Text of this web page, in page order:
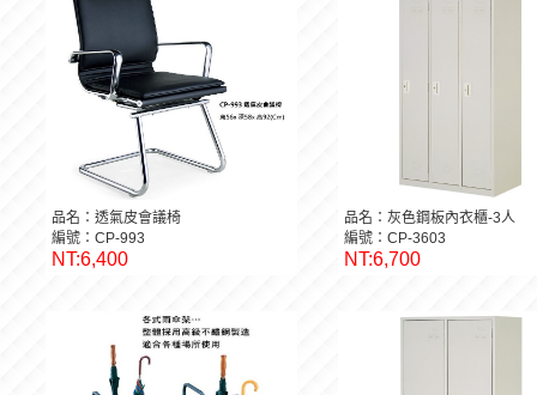
品名：透氣皮會議椅
編號：CP-993
NT:6,400
品名：灰色鋼板內衣櫃-3人
編號：CP-3603
NT:6,700